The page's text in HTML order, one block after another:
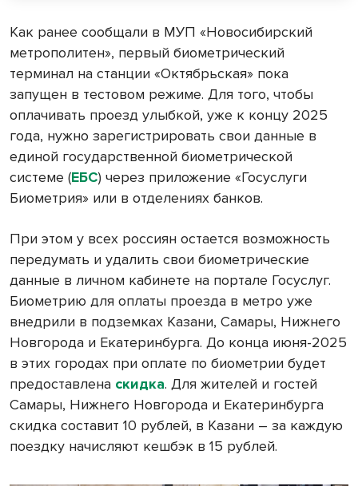
Как ранее сообщали в МУП «Новосибирский
метрополитен», первый биометрический
терминал на станции «Октябрьская» пока
запущен в тестовом режиме. Для того, чтобы
оплачивать проезд улыбкой, уже к концу 2025
года, нужно зарегистрировать свои данные в
единой государственной биометрической
системе (ЕБС) через приложение «Госуслуги
Биометрия» или в отделениях банков.
При этом у всех россиян остается возможность
передумать и удалить свои биометрические
данные в личном кабинете на портале Госуслуг.
Биометрию для оплаты проезда в метро уже
внедрили в подземках Казани, Самары, Нижнего
Новгорода и Екатеринбурга. До конца июня-2025
в этих городах при оплате по биометрии будет
предоставлена скидка. Для жителей и гостей
Самары, Нижнего Новгорода и Екатеринбурга
скидка составит 10 рублей, в Казани – за каждую
поездку начисляют кешбэк в 15 рублей.